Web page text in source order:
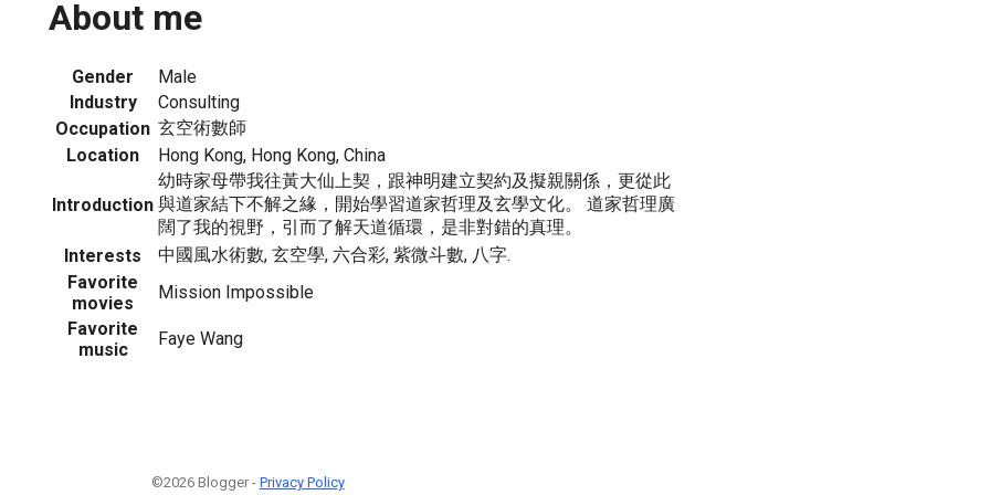
About me
Gender
Male
Industry
Consulting
Occupation 玄空術數師
Location
Hong Kong, Hong Kong, China
Introduction
幼時家母帶我往黃大仙上契，跟神明建立契約及擬親關係，更從此
與道家結下不解之緣，開始學習道家哲理及玄學文化。 道家哲理廣
闊了我的視野，引而了解天道循環，是非對錯的真理。
Interests
中國風水術數, 玄空學, 六合彩, 紫微斗數, 八字.
Favorite
movies
Mission Impossible
Favorite
music
Faye Wang
©2026 Blogger - Privacy Policy